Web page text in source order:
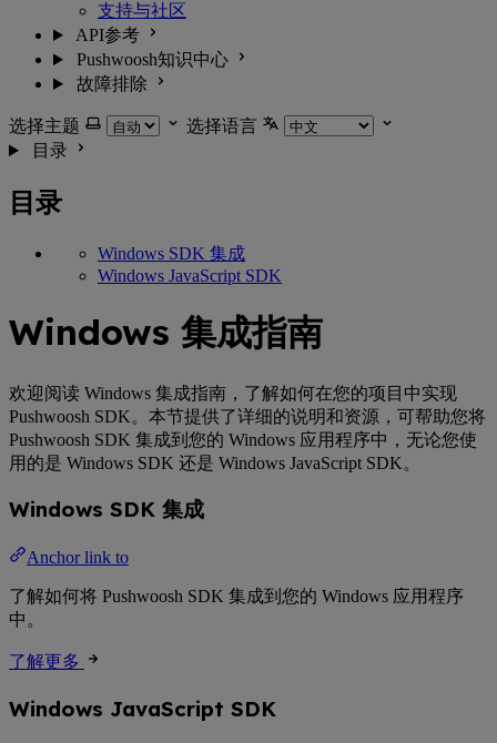
支持与社区
API参考
Pushwoosh知识中心
故障排除
选择主题
选择语言
目录
目录
Windows SDK 集成
Windows JavaScript SDK
Windows 集成指南
欢迎阅读 Windows 集成指南，了解如何在您的项目中实现
Pushwoosh SDK。本节提供了详细的说明和资源，可帮助您将
Pushwoosh SDK 集成到您的 Windows 应用程序中，无论您使
用的是 Windows SDK 还是 Windows JavaScript SDK。
Windows SDK 集成
Anchor link to
了解如何将 Pushwoosh SDK 集成到您的 Windows 应用程序
中。
了解更多
Windows JavaScript SDK